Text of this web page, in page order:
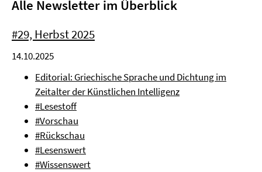
Alle Newsletter im Überblick
#29, Herbst 2025
14.10.2025
Editorial: Griechische Sprache und Dichtung im
Zeitalter der Künstlichen Intelligenz
#Lesestoff
#Vorschau
#Rückschau
#Lesenswert
#Wissenswert